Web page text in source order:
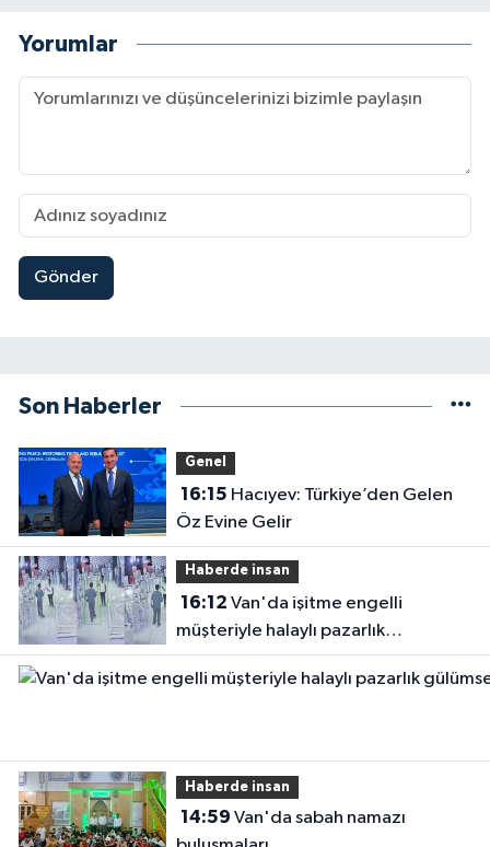
Yorumlar
Gönder
Son Haberler
Genel
16:15
Öz Evine Gelir
Haberde insan
16:12
müşteriyle halaylı pazarlık
gülümsetti
Haberde insan
14:59